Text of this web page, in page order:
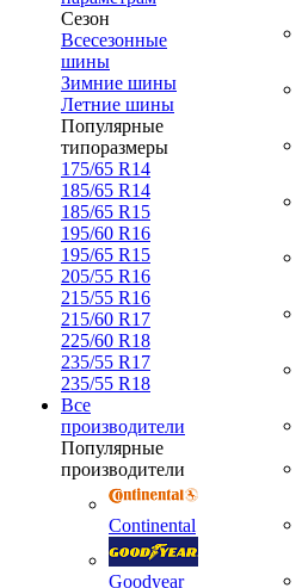
Сезон
Всесезонные
шины
Зимние шины
Летние шины
Популярные
типоразмеры
175/65 R14
185/65 R14
185/65 R15
195/60 R16
195/65 R15
205/55 R16
215/55 R16
215/60 R17
225/60 R18
235/55 R17
235/55 R18
Все
производители
Популярные
производители
Continental
Goodyear